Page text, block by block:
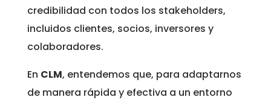
credibilidad con todos los stakeholders,
incluidos clientes, socios, inversores y
colaboradores.
En CLM, entendemos que, para adaptarnos
de manera rápida y efectiva a un entorno